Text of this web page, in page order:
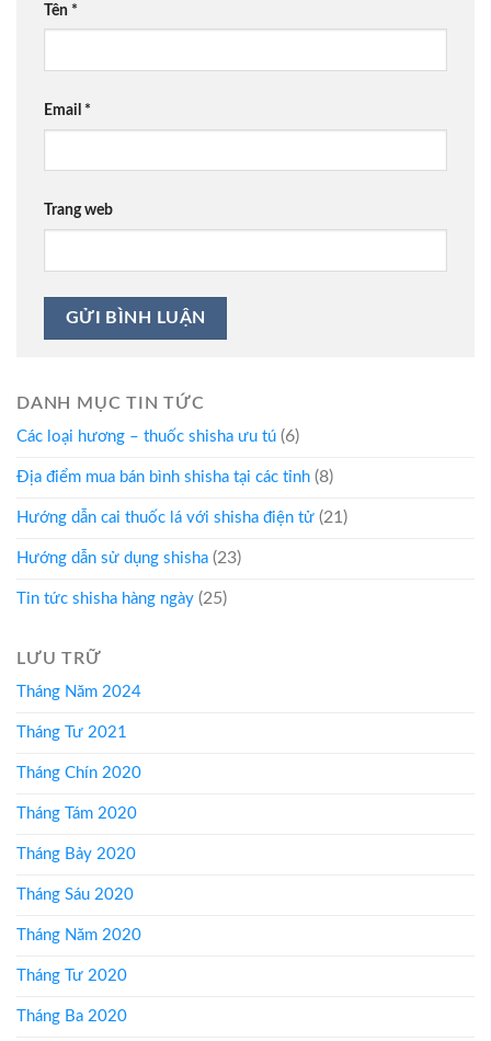
Tên *
Email *
Trang web
DANH MỤC TIN TỨC
Các loại hương – thuốc shisha ưu tú (6)
Địa điểm mua bán bình shisha tại các tỉnh (8)
Hướng dẫn cai thuốc lá với shisha điện tử (21)
Hướng dẫn sử dụng shisha (23)
Tin tức shisha hàng ngày (25)
LƯU TRỮ
Tháng Năm 2024
Tháng Tư 2021
Tháng Chín 2020
Tháng Tám 2020
Tháng Bảy 2020
Tháng Sáu 2020
Tháng Năm 2020
Tháng Tư 2020
Tháng Ba 2020